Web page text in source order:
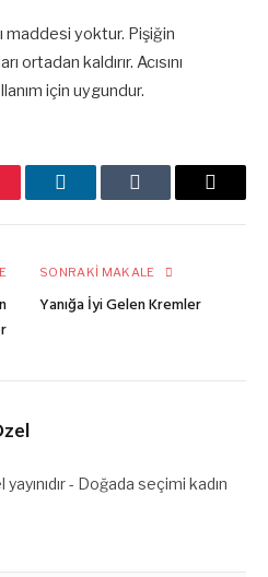
maddesi yoktur. Pişiğin
ortadan kaldırır. Acısını
için uygundur.
LinkedInTumblr
E-
SONRAKI MAKALE
Yanığa İyi Gelen Kremler
- Doğada seçimi kadın